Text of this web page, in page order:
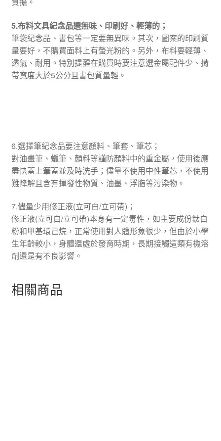
5.布料文具紀念品選無味、印刷好、輕薄的；
筆袋紀念品、書包等一定要無異味。其次，圖案的印刷質
量要好，不購買面料上有螢光粉的。另外，布料要輕薄、
透氣、耐用。特別提醒在購買時要注意選金屬配件少、揹
帶寬度大於5公分且書包質量輕。
6.選擇筆紀念品要注意顏料、筆套、筆芯；
對油畫筆、蠟筆、顏料等謹防顏料中的重金屬，使用後應
盡快蓋上筆蓋並及時洗手；儘量不使用中性筆芯，不使用
難降解且含有揮發性物質、油墨、浮脂等污染物。
7.儘量少用修正液(立可白/立可帶)；
修正液(立可白/立可帶)本身有一定毒性，如主要成份鈦白
粉和甲基環己烷，正常使用對人體形象很少，但由於小學
生年齡較小，身體還處於發育時期，長期接觸這類有機溶
劑還是有不良影響。
相關商品